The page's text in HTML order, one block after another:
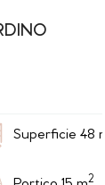
Superficie 48 m
2